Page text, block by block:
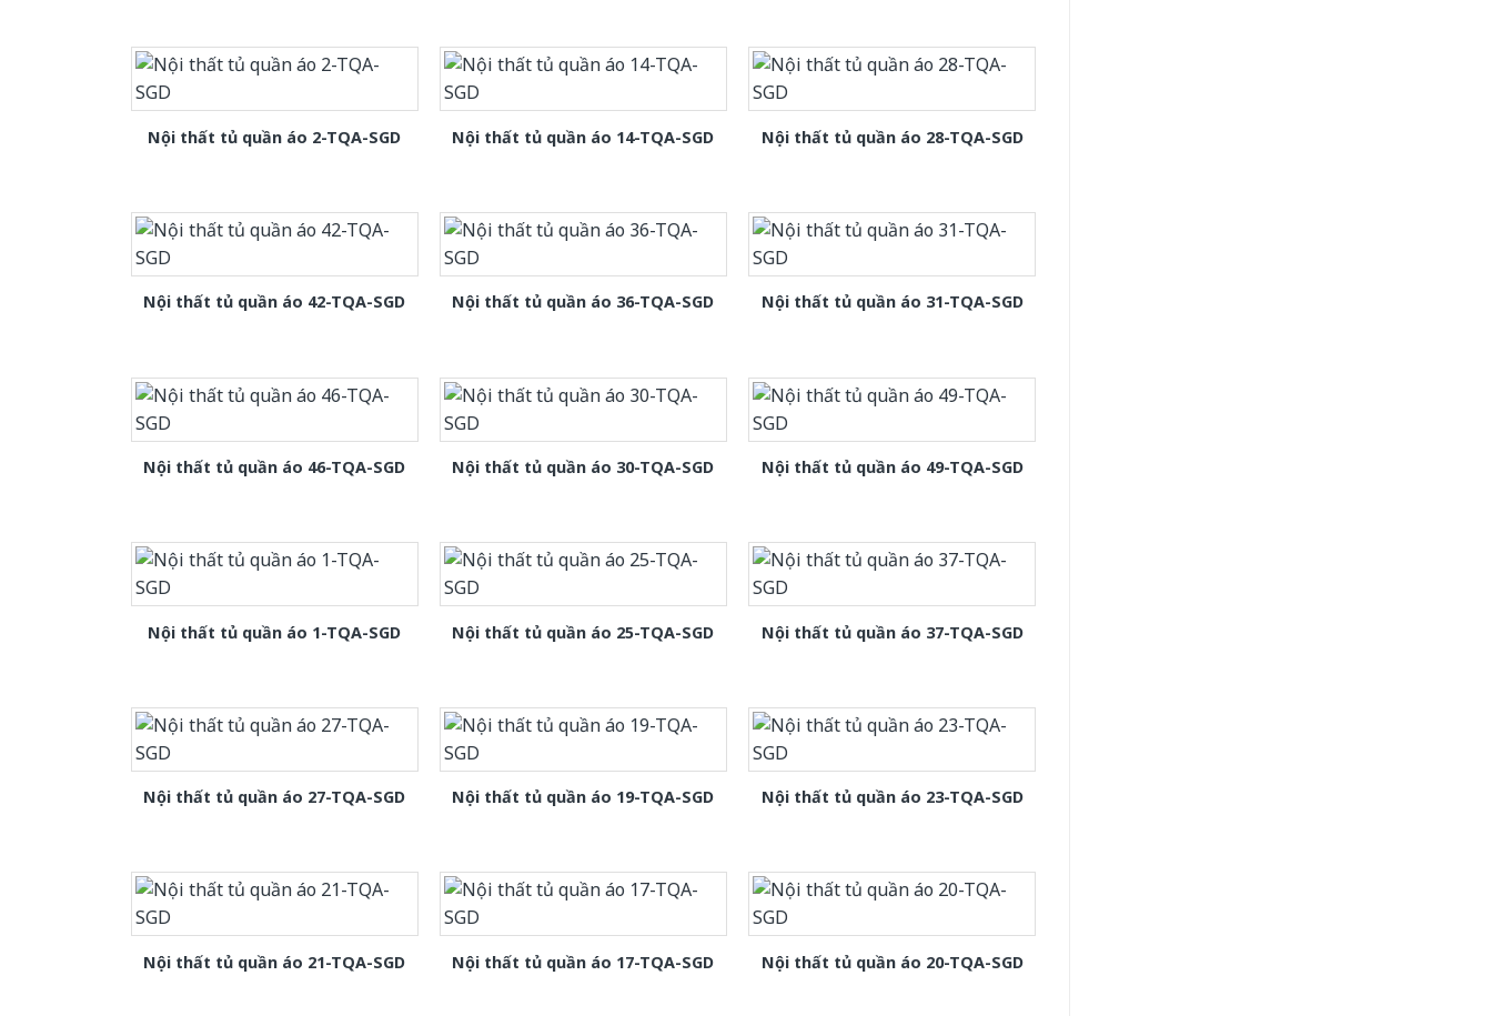
Nội thất tủ quần áo 2-TQA-SGD Nội thất tủ quần áo 14-TQA-SGD Nội thất tủ quần áo 28-TQA-SGD
Nội thất tủ quần áo 42-TQA-SGD Nội thất tủ quần áo 36-TQA-SGD Nội thất tủ quần áo 31-TQA-SGD
Nội thất tủ quần áo 46-TQA-SGD Nội thất tủ quần áo 30-TQA-SGD Nội thất tủ quần áo 49-TQA-SGD
Nội thất tủ quần áo 1-TQA-SGD Nội thất tủ quần áo 25-TQA-SGD Nội thất tủ quần áo 37-TQA-SGD
Nội thất tủ quần áo 27-TQA-SGD Nội thất tủ quần áo 19-TQA-SGD Nội thất tủ quần áo 23-TQA-SGD
Nội thất tủ quần áo 21-TQA-SGD Nội thất tủ quần áo 17-TQA-SGD Nội thất tủ quần áo 20-TQA-SGD